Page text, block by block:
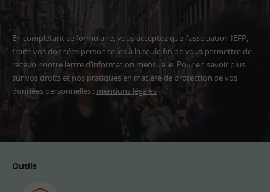
En complétant ce formulaire, vous acceptez que l'association IEFP,
traite vos données personnelles à la seule fin de vous permettre de
recevoir notre lettre d’information mensuelle. Pour en savoir plus
sur vos droits et nos pratiques en matière de protection de vos
données personnelles : mentions légales
Outils